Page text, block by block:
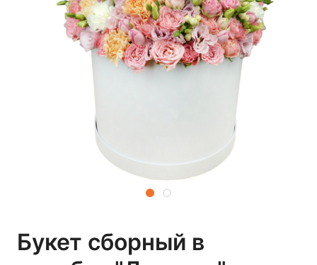
Букет сборный в